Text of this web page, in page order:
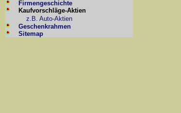
Firmengeschichte
Kaufvorschläge-Aktien
z.B. Auto-Aktien
Geschenkrahmen
Sitemap